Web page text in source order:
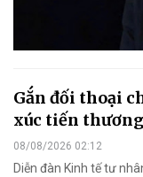
Gắn đối thoại
xúc tiến
08/08/2026 02:12
Diễn đàn Kinh tế tư